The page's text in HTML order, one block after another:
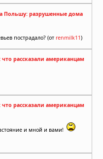
Польшу: разрушенные дома
пострадало? (от renmilk11)
рассказали американцам
рассказали американцам
и мной и вами!